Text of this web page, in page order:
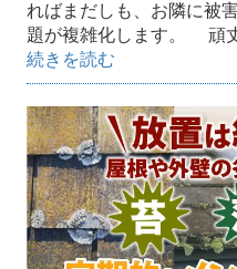
ればまだしも、お隣に被
題が複雑化します。 頑
続きを読む